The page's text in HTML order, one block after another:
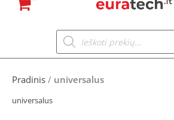
Products
search
Pradinis / universalus
universalus